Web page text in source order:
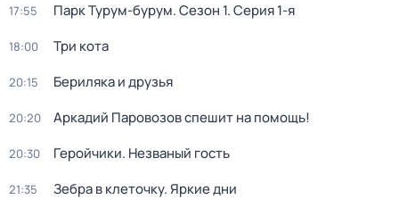
17:55 Парк Турум-бурум. Сезон 1. Серия 1-я
18:00 Три кота
20:15 Бериляка и друзья
20:20 Аркадий Паровозов спешит на помощь!
20:30 Геройчики. Незваный гость
21:35 Зебра в клеточку. Яркие дни